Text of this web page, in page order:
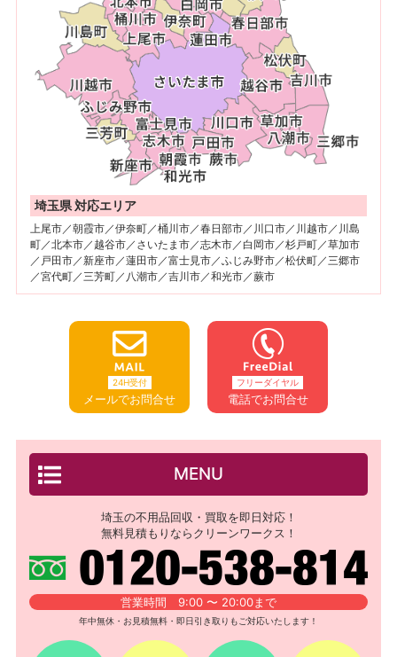
埼玉県 対応エリア
上尾市／朝霞市／伊奈町／桶川市／春日部市／川口市／川越市／川島
町／北本市／越谷市／さいたま市／志木市／白岡市／杉戸町／草加市
／戸田市／新座市／蓮田市／富士見市／ふじみ野市／松伏町／三郷市
／宮代町／三芳町／八潮市／吉川市／和光市／蕨市
24H受付
メールでお問合せ
フリーダイヤル
電話でお問合せ
MENU
埼玉の不用品回収・買取を即日対応！
無料見積もりならクリーンワークス！
営業時間 9:00 〜 20:00まで
年中無休・お見積無料・即日引き取りもご対応いたします！